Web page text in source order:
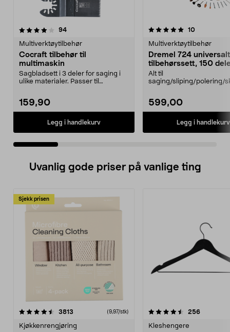
94anmeldelser
Multiverktøytilbehør
Cocraft tilbehør til
multimaskin
Sagbladsett i 3 deler for saging i
ulike materialer. Passer til
159,90
Legg i handlekurv
5.0 av 5 stjerner 10
Multiverktøytilbehør
Dremel 724 universalt
tilbehørssett, 150
Alt til
saging/sliping/polering/
599,00
Legg i handlekurv
4.5 av 5 stjerner
Uvanlig gode priser på vanlige ting
Sjekk prisen
3813 anmeldelser(9,97/stk)
Kjøkkenrengjøring
4.5av 5 stjerner 256
Kleshengere
4.5av 5 stjerner